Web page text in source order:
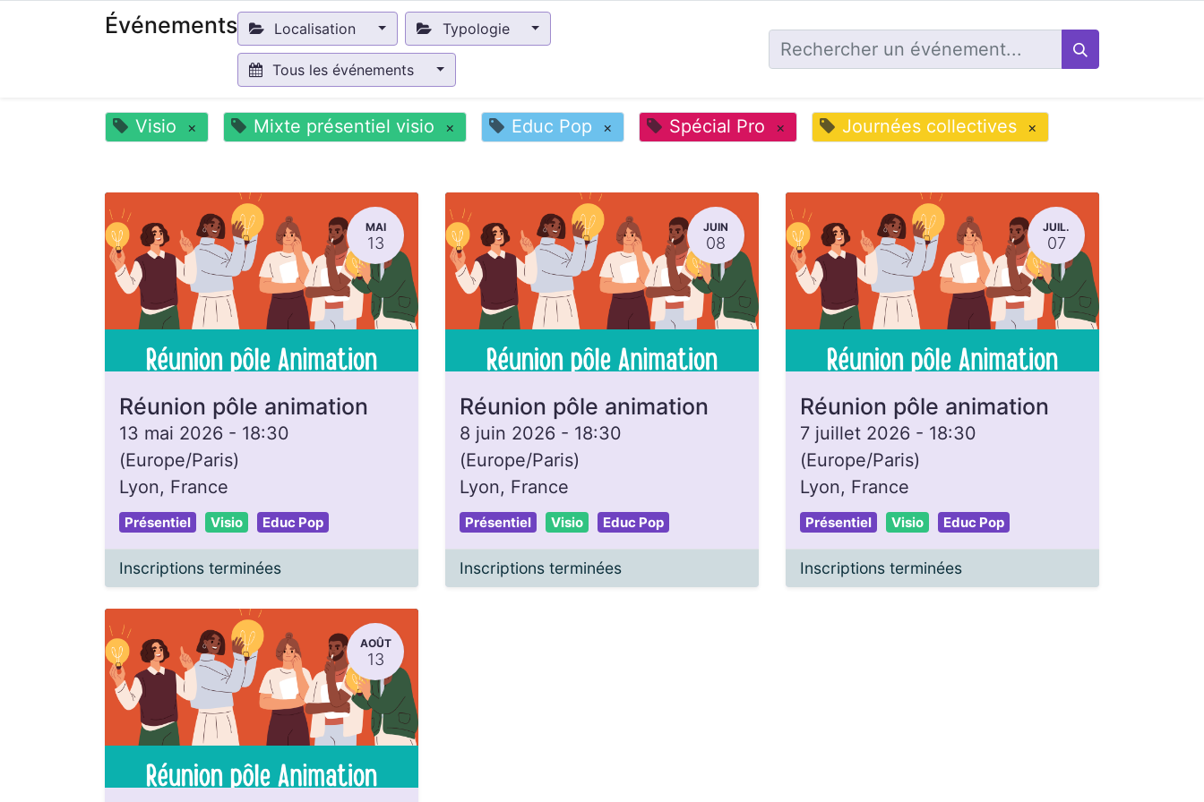
Événements Localisation Typologie
Tous les événements
Visio × Mixte présentiel visio × Educ Pop × Spécial Pro × Journées collectives ×
MAI
13
Réunion pôle animation
13 mai 2026 - 18:30
(Europe/Paris)
Lyon, France
Présentiel Visio Educ Pop
Inscriptions terminées
JUIN
08
Réunion pôle animation
8 juin 2026 - 18:30
(Europe/Paris)
Lyon, France
Présentiel Visio Educ Pop
Inscriptions terminées
JUIL.
07
Réunion pôle animation
7 juillet 2026 - 18:30
(Europe/Paris)
Lyon, France
Présentiel Visio Educ Pop
Inscriptions terminées
AOÛT
13